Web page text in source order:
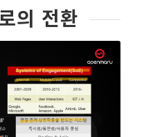
의 전환